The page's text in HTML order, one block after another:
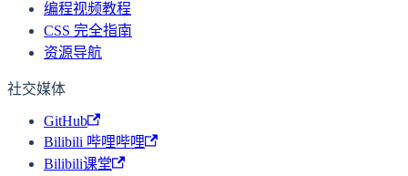
编程视频教程
CSS 完全指南
资源导航
社交媒体
GitHub
Bilibili 哔哩哔哩
Bilibili课堂